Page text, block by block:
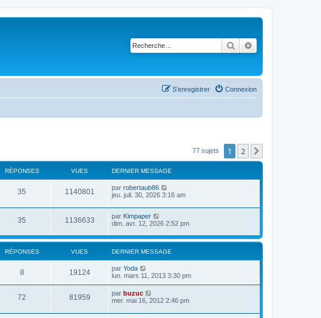
Rechercher
Connexion
S’enregistrer
77 sujets 1 2
RÉPONSES VUES DERNIER MESSAGE
35 1140801 par robertaub86
jeu. juil. 30, 2026 3:16 am
35 1136633 par Kimpaper
dim. avr. 12, 2026 2:52 pm
RÉPONSES VUES DERNIER MESSAGE
8 19124 par Yoda
lun. mars 11, 2013 3:30 pm
72 81959 par buzuc
mer. mai 16, 2012 2:46 pm